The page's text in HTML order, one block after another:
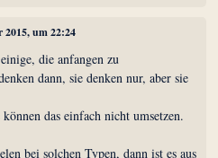
2015, um 22:24
die anfangen zu
dann, sie denken nur, aber sie
das einfach nicht umsetzen.
bei solchen Typen, dann ist es aus